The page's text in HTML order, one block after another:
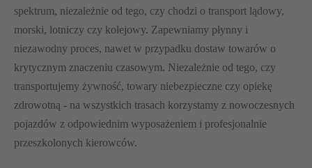
spektrum, niezależnie od tego, czy chodzi o transport lądowy,
morski, lotniczy czy kolejowy. Zapewniamy płynny i
niezawodny proces, nawet w przypadku dostaw towarów o
krytycznym znaczeniu czasowym. Niezależnie od tego, czy
transportujemy żywność, towary niebezpieczne czy opiekę
zdrowotną - na wszystkich trasach korzystamy z nowoczesnych
pojazdów z odpowiednim wyposażeniem i profesjonalnie
przeszkolonych kierowców.